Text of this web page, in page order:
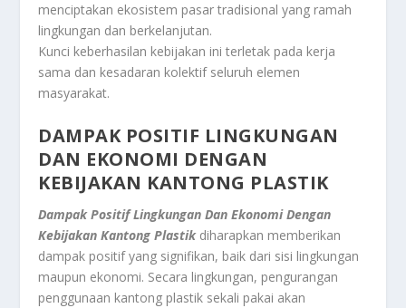
menciptakan ekosistem pasar tradisional yang ramah
lingkungan dan berkelanjutan.
Kunci keberhasilan kebijakan ini terletak pada kerja
sama dan kesadaran kolektif seluruh elemen
masyarakat.
DAMPAK POSITIF LINGKUNGAN
DAN EKONOMI DENGAN
KEBIJAKAN KANTONG PLASTIK
Dampak Positif Lingkungan Dan Ekonomi Dengan
Kebijakan Kantong Plastikdiharapkan memberikan
dampak positif yang signifikan, baik dari sisi lingkungan
maupun ekonomi. Secara lingkungan, pengurangan
penggunaan kantong plastik sekali pakai akan